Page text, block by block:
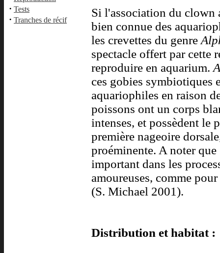
· Tests
· Tranches de récif
Si l'association du clown
bien connue des
les crevettes du genre
spectacle offert par cette
reproduire en aquarium.
ces gobies symbiotiques
aquariophiles en raison
poissons ont un corps
intenses, et possèdent le
première nageoire
proéminente. A noter
important dans les
amoureuses, comme
(S. Michael 2001).
Distribution et habitat :